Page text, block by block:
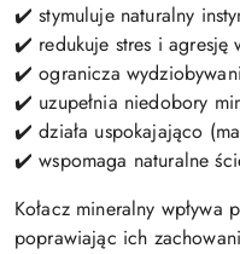
✔️ stymuluje naturalny
✔️ redukuje stres i agresję
✔️ ogranicza
✔️ uzupełnia niedobory
✔️ działa uspokajająco
✔️ wspomaga naturalne
Kołacz mineralny wpływa
poprawiając ich